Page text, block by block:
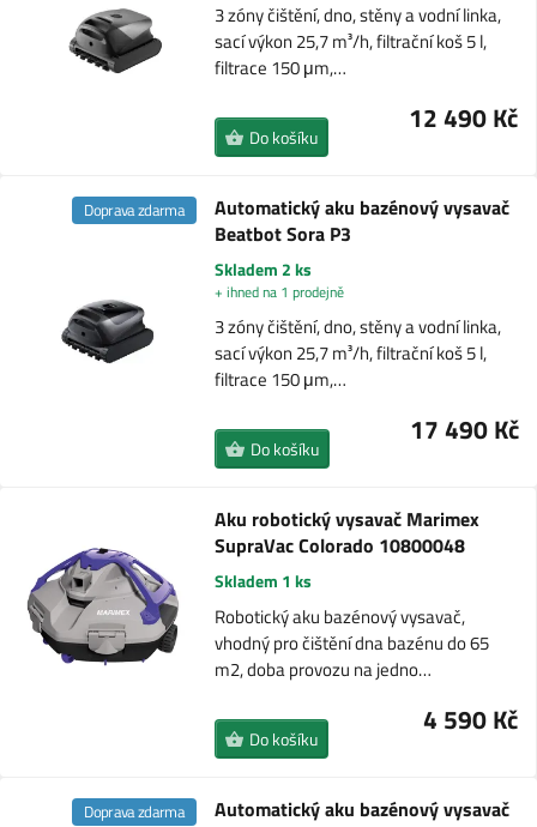
3 zóny čištění, dno, stěny a vodní linka,
sací výkon 25,7 m³/h, filtrační koš 5 l,
filtrace 150 μm,…
12 490 Kč
Do košíku
Automatický aku bazénový vysavač
Beatbot Sora P3
Doprava zdarma
Skladem 2 ks
+ ihned na 1 prodejně
3 zóny čištění, dno, stěny a vodní linka,
sací výkon 25,7 m³/h, filtrační koš 5 l,
filtrace 150 μm,…
17 490 Kč
Do košíku
Aku robotický vysavač Marimex
SupraVac Colorado 10800048
Skladem 1 ks
Robotický aku bazénový vysavač,
vhodný pro čištění dna bazénu do 65
m2, doba provozu na jedno…
4 590 Kč
Do košíku
Automatický aku bazénový vysavač
Doprava zdarma